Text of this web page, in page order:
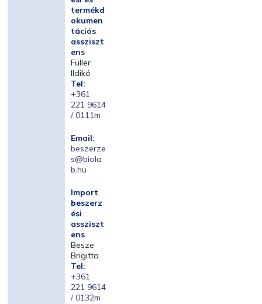
termékd
okumen
tációs
assziszt
ens
Füller
Ildikó
Tel:
+361
221 9614
/ 0111m
Email:
beszerze
s@biola
b.hu
Import
beszerz
ési
assziszt
ens
Besze
Brigitta
Tel:
+361
221 9614
/ 0132m